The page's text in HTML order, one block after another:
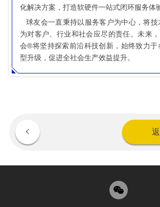
化解决方案，打造软硬件一站式闭环服务体
球友会一直秉持以服务客户为中心，将
为对客户、行业和社会应尽的责任。未来
会®将坚持探索前沿科技创新，始终致力于
型升级，促进全社会生产效益提升。